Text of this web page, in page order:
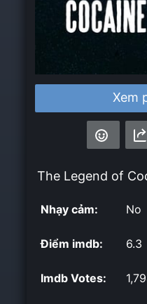
Xem
The Legend of
Nhạy cảm: No
Điểm imdb: 6.3
Imdb Votes: